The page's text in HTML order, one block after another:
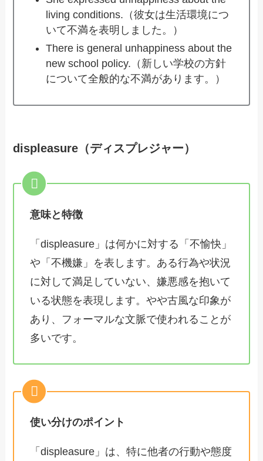
living conditions.（彼女は生活環境につ
いて不満を表明しました。）
There is general unhappiness about the
new school policy.（新しい学校の方針
について全般的な不満があります。）
displeasure（ディスプレジャー）
意味と特徴
「displeasure」は何かに対する「不愉快」
や「不機嫌」を表します。ある行為や状況
に対して満足していない、嫌悪感を抱いて
いる状態を表現します。やや古風な印象が
あり、フォーマルな文脈で使われることが
多いです。
使い分けのポイント
「displeasure」は、特に他者の行動や態度